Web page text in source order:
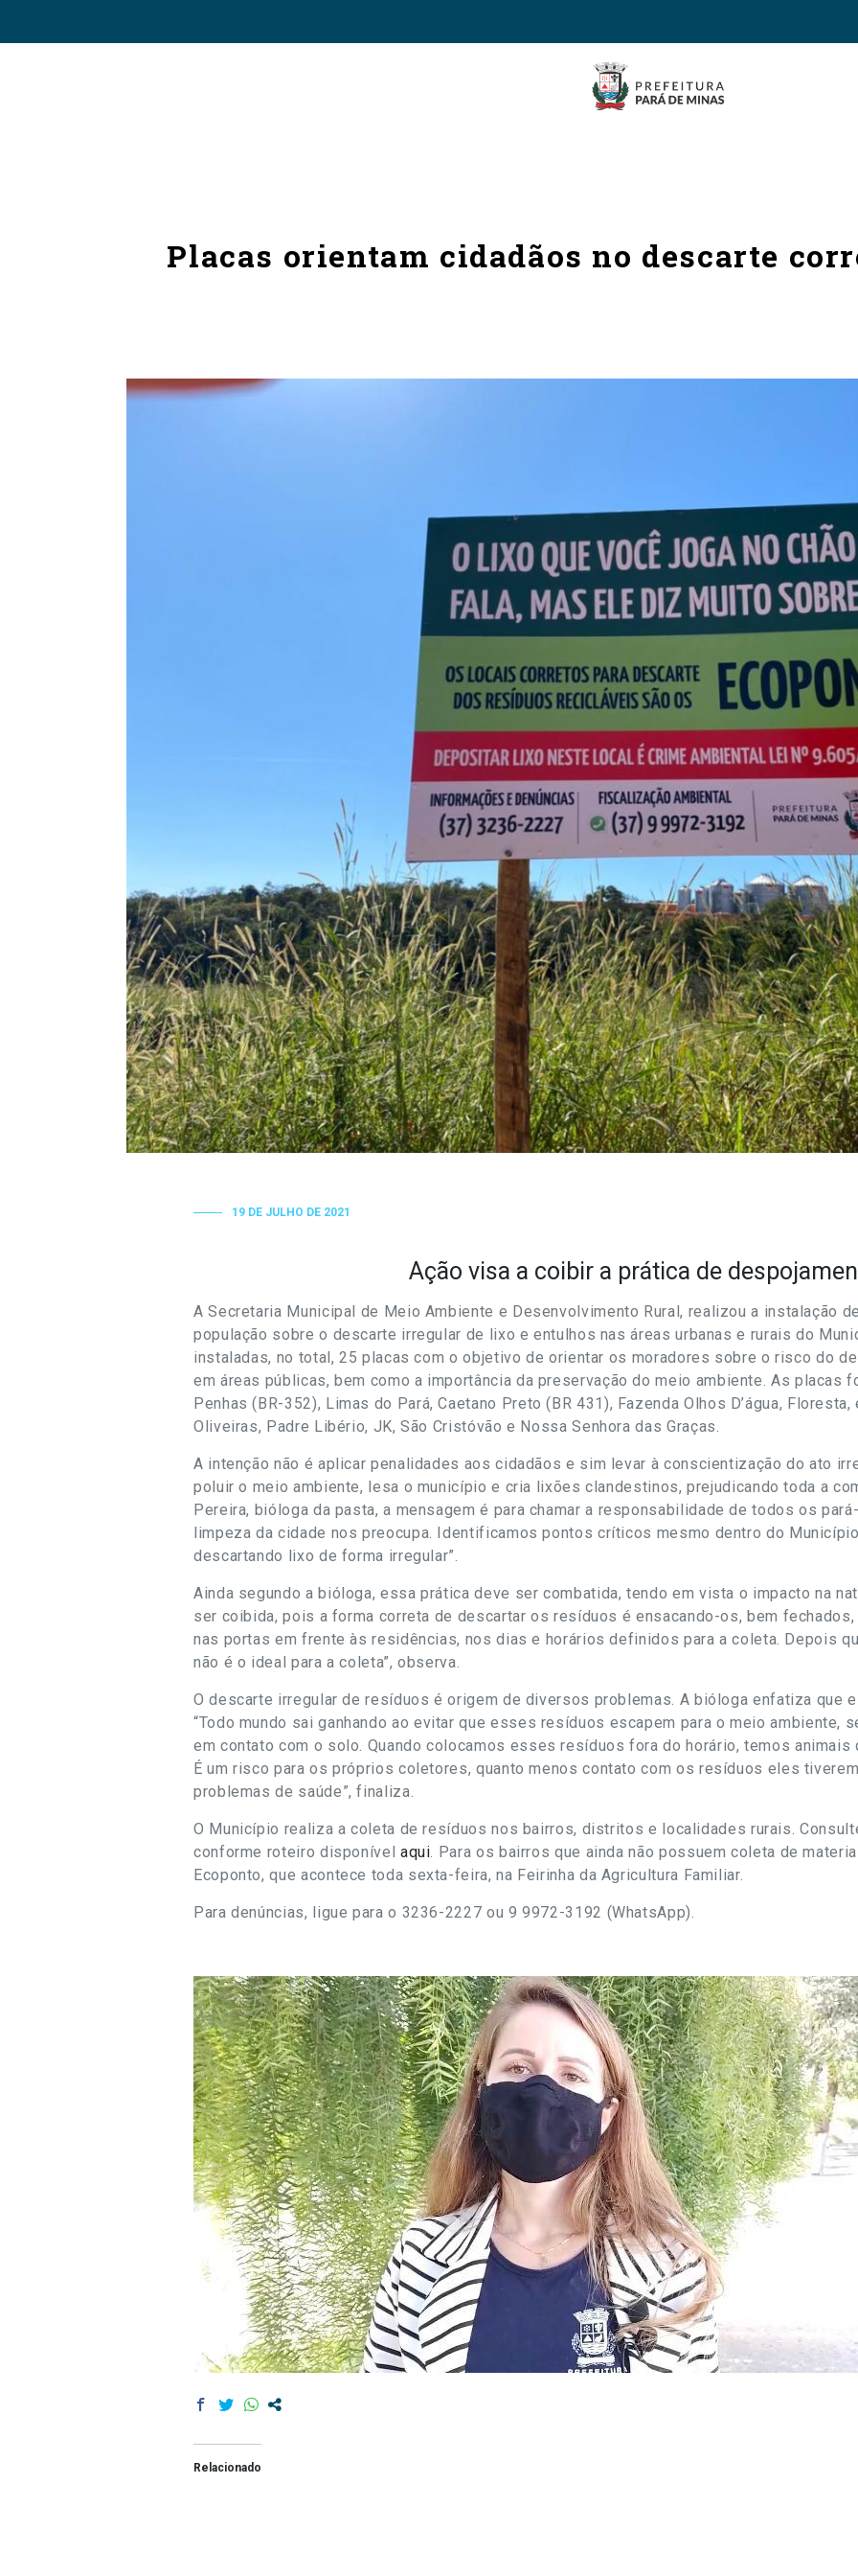
Placas orientam cidadãos no descarte
19 DE JULHO DE 2021
Ação visa a coibir a prática de
A Secretaria Municipal de Meio Ambiente e Desenvolvimento Rural, realizou a instalação
população sobre o descarte irregular de lixo e entulhos nas áreas urbanas e rurais do
instaladas, no total, 25 placas com o objetivo de orientar os moradores sobre o risco do
em áreas públicas, bem como a importância da preservação do meio ambiente. As placas
Penhas (BR-352), Limas do Pará, Caetano Preto (BR 431), Fazenda Olhos D’água,
Oliveiras, Padre Libério, JK, São Cristóvão e Nossa Senhora das Graças.
A intenção não é aplicar penalidades aos cidadãos e sim levar à conscientização do ato
poluir o meio ambiente, lesa o município e cria lixões clandestinos, prejudicando toda a
Pereira, bióloga da pasta, a mensagem é para chamar a responsabilidade de todos os
limpeza da cidade nos preocupa. Identificamos pontos críticos mesmo dentro do
descartando lixo de forma irregular”.
Ainda segundo a bióloga, essa prática deve ser combatida, tendo em vista o impacto na
ser coibida, pois a forma correta de descartar os resíduos é ensacando-os, bem
nas portas em frente às residências, nos dias e horários definidos para a coleta. Depois
não é o ideal para a coleta”, observa.
O descarte irregular de resíduos é origem de diversos problemas. A bióloga enfatiza que
“Todo mundo sai ganhando ao evitar que esses resíduos escapem para o meio ambiente,
em contato com o solo. Quando colocamos esses resíduos fora do horário, temos animais
É um risco para os próprios coletores, quanto menos contato com os resíduos eles
problemas de saúde”, finaliza.
O Município realiza a coleta de resíduos nos bairros, distritos e localidades rurais.
conforme roteiro disponível aqui. Para os bairros que ainda não possuem coleta de
Ecoponto, que acontece toda sexta-feira, na Feirinha da Agricultura Familiar.
Para denúncias, ligue para o 3236-2227 ou 9 9972-3192 (WhatsApp).
Relacionado